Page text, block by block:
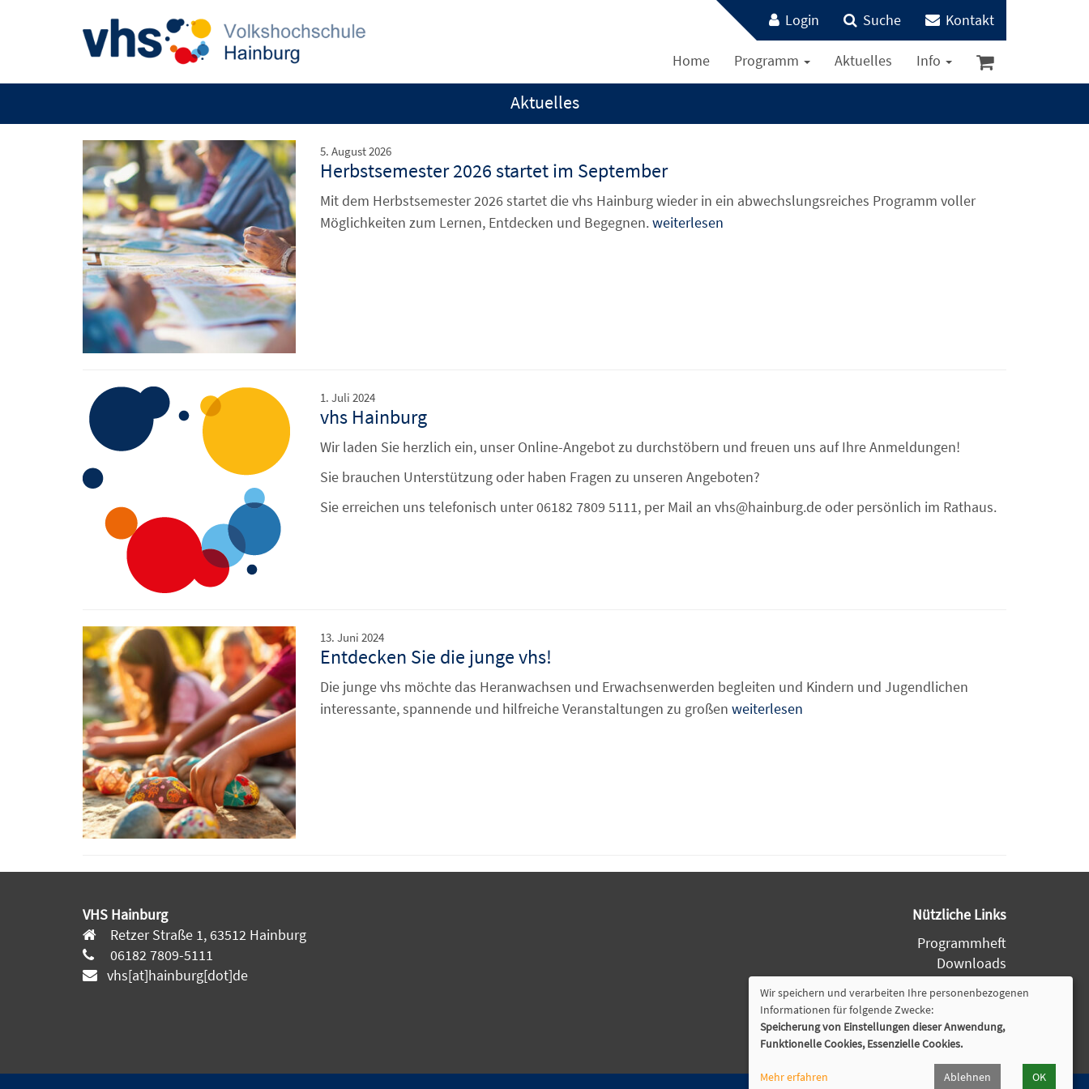
Login Suche Kontakt
Home Programm Aktuelles Info
Aktuelles
5. August 2026
Herbstsemester 2026 startet im September
Mit dem Herbstsemester 2026 startet die vhs Hainburg wieder in ein abwechslungsreiches Programm voller
Möglichkeiten zum Lernen, Entdecken und Begegnen.weiterlesen
1. Juli 2024
vhs Hainburg
Wir laden Sie herzlich ein, unser Online-Angebot zu durchstöbern und freuen uns auf Ihre Anmeldungen!
Sie brauchen Unterstützung oder haben Fragen zu unseren Angeboten?
Sie erreichen uns telefonisch unter 06182 7809 5111, per Mail an vhs@hainburg.de oder persönlich im Rathaus.
13. Juni 2024
Entdecken Sie die junge vhs!
Die junge vhs möchte das Heranwachsen und Erwachsenwerden begleiten und Kindern und Jugendlichen
interessante, spannende und hilfreiche Veranstaltungen zu großen weiterlesen
VHS Hainburg
Retzer Straße 1, 63512 Hainburg
06182 7809-5111
vhs[at]hainburg[dot]de
Nützliche Links
Programmheft
Downloads
Widerrufsformular
Cookie Einstellungen
Wir speichern und verarbeiten Ihre personenbezogenen
Informationen für folgende Zwecke:
Speicherung von Einstellungen dieser Anwendung,
Funktionelle Cookies, Essenzielle Cookies.
Mehr erfahren Ablehnen OK